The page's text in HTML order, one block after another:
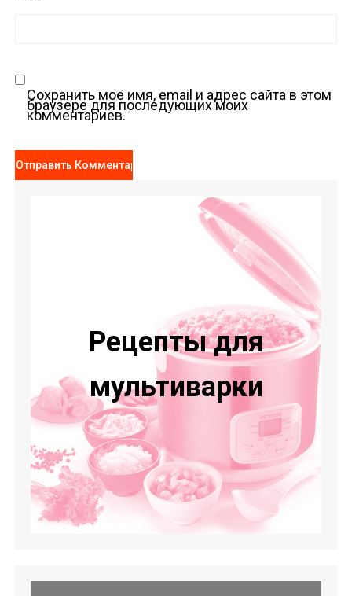
Сохранить моё имя, email и адрес сайта в этом
браузере для последующих моих
комментариев.
Рецепты для
мультиварки